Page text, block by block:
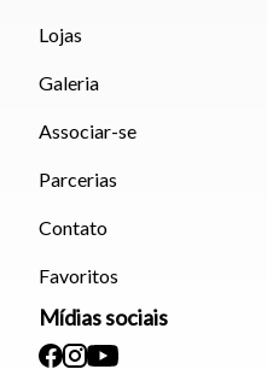
Lojas
Galeria
Associar-se
Parcerias
Contato
Favoritos
Mídias sociais